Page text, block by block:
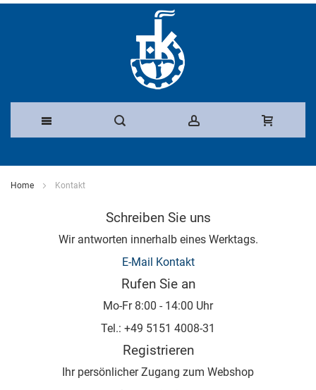
zum
Home Kontakt
Schreiben Sie uns
Wir antworten innerhalb eines Werktags.
E-Mail Kontakt
Rufen Sie an
Mo-Fr 8:00 - 14:00 Uhr
Tel.: +49 5151 4008-31
Registrieren
Ihr persönlicher Zugang zum Webshop